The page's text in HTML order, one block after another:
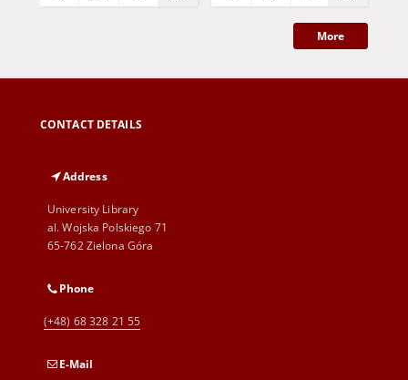
More
CONTACT DETAILS
Address
University Library
al. Wojska Polskiego 71
65-762 Zielona Góra
Phone
(+48) 68 328 21 55
E-Mail